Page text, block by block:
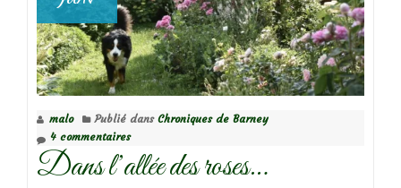
malo Publié dans Chroniques de Barney
4 commentaires
Dans l’allée des roses…